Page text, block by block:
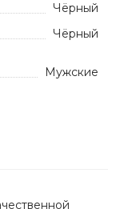
Чёрный
Чёрный
Мужские